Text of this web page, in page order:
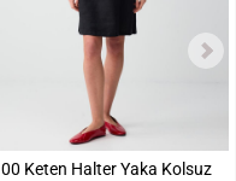
Keten Halter Yaka Kolsuz